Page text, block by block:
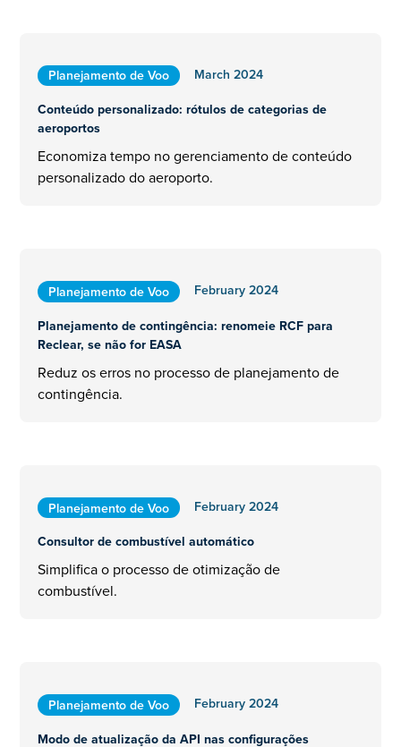
Planejamento de Voo
March 2024
Conteúdo personalizado: rótulos de categorias de
aeroportos
Economiza tempo no gerenciamento de conteúdo
personalizado do aeroporto.
Planejamento de Voo
February 2024
Planejamento de contingência: renomeie RCF para
Reclear, se não for EASA
Reduz os erros no processo de planejamento de
contingência.
Planejamento de Voo
February 2024
Consultor de combustível automático
Simplifica o processo de otimização de
combustível.
Planejamento de Voo
February 2024
Modo de atualização da API nas configurações